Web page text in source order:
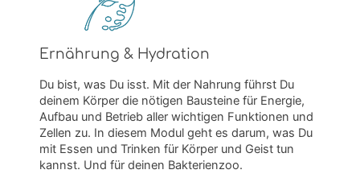
Ernährung & Hydration
Du bist, was Du isst. Mit der Nahrung führst Du
deinem Körper die nötigen Bausteine für Energie,
Aufbau und Betrieb aller wichtigen Funktionen und
Zellen zu. In diesem Modul geht es darum, was Du
mit Essen und Trinken für Körper und Geist tun
kannst. Und für deinen Bakterienzoo.